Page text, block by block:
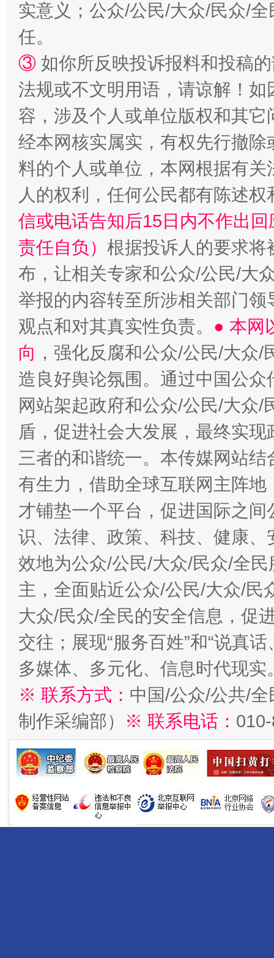
“蜀中异人”王建安的艺术幻境
实意义；公众/公民/大众/民众/
任。
③ 如你所反映投诉报料和投稿
法规或不文明用语，请谅解！
容，涉及个人或单位版权和其它
经本网核实属实，有权先行撤
料的个人或单位，本网根据有
人的权利，任何公民都有陈述
信或电话告知后15日内不作出
责任自负） 根据投诉人的要求将
布，让相关专家和公众/公民/大
举报的内容转至所涉相关部门
观点和对其真实性负责。 ● 本网
向 ，强化反腐和公众/公民/大众
造良好舆论氛围。通过中国公
网站架起政府和公众/公民/大众
盾，促进社会大发展，最终实
三者的和谐统一。本传媒网站
有生力，借助全球互联网主阵
才铺垫一个平台，促进国际之
识、法律、政策、科技、健康
效地为公众/公民/大众/民众/全
主，全面贴近公众/公民/大众/民
大众/民众/全民的安全信息，促
交往；展现“服务百姓”和“说真
多媒体、多元化、信息时代现实
※ 联系方式： 中国/公众/公共/
制作采编部）
※ 联系电话：